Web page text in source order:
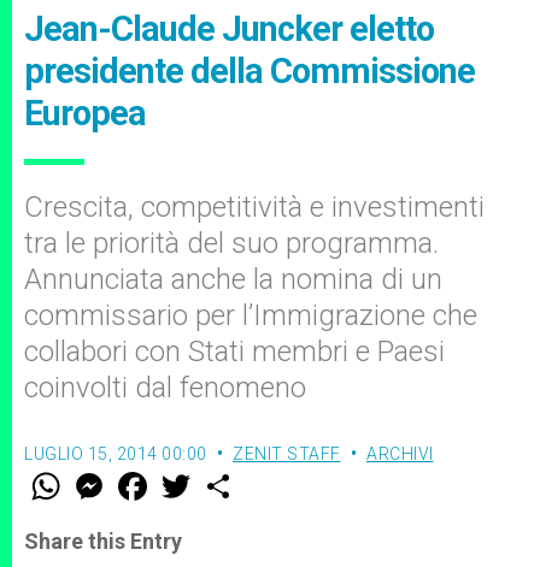
Jean-Claude Juncker eletto
presidente della Commissione
Europea
Crescita, competitività e investimenti
tra le priorità del suo programma.
Annunciata anche la nomina di un
commissario per l’Immigrazione che
collabori con Stati membri e Paesi
coinvolti dal fenomeno
LUGLIO 15, 2014 00:00 ZENIT STAFF ARCHIVI
W
t
s
M
e
s
e
F
a
e
b
w
Share this Entry